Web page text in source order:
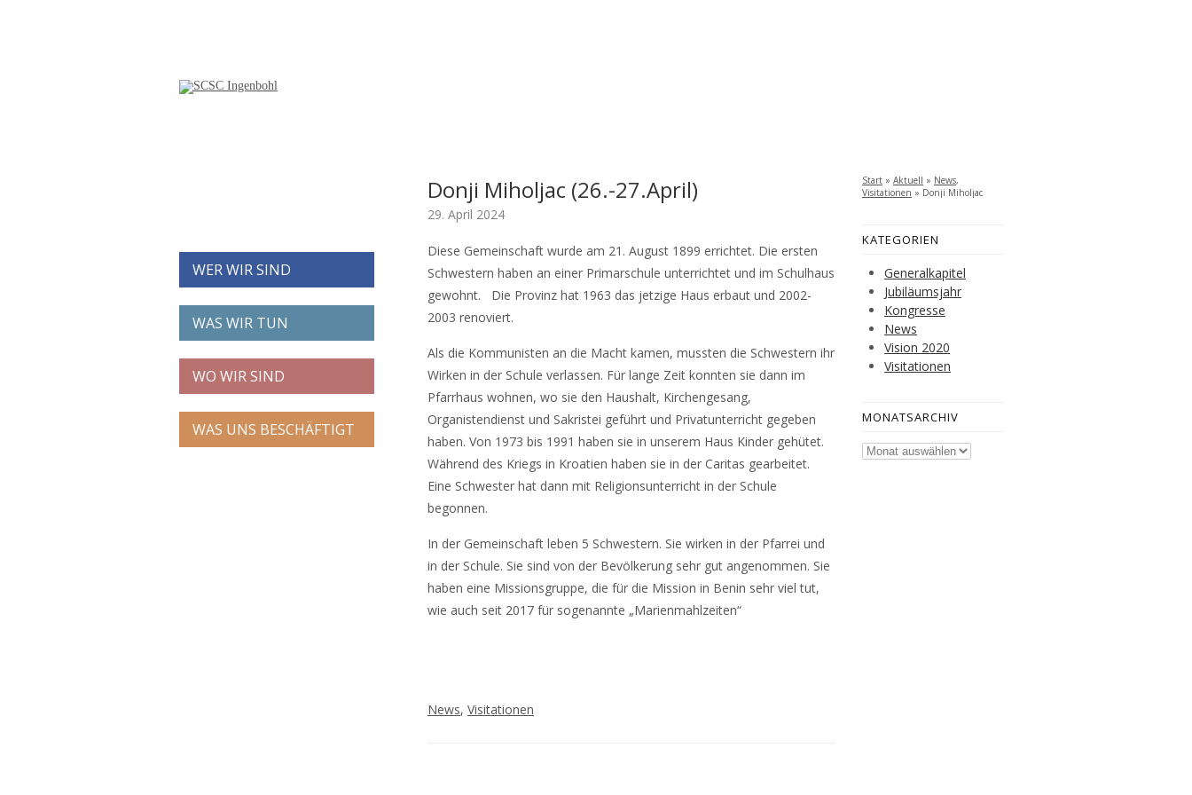
WER WIR SIND
WAS WIR TUN
WO WIR SIND
WAS UNS BESCHÄFTIGT
Donji Miholjac (26.-27.April)
29. April 2024
Diese Gemeinschaft wurde am 21. August 1899 errichtet. Die ersten
Schwestern haben an einer Primarschule unterrichtet und im Schulhaus
gewohnt. Die Provinz hat 1963 das jetzige Haus erbaut und 2002-
2003 renoviert.
Als die Kommunisten an die Macht kamen, mussten die Schwestern ihr
Wirken in der Schule verlassen. Für lange Zeit konnten sie dann im
Pfarrhaus wohnen, wo sie den Haushalt, Kirchengesang,
Organistendienst und Sakristei geführt und Privatunterricht gegeben
haben. Von 1973 bis 1991 haben sie in unserem Haus Kinder gehütet.
Während des Kriegs in Kroatien haben sie in der Caritas gearbeitet.
Eine Schwester hat dann mit Religionsunterricht in der Schule
begonnen.
In der Gemeinschaft leben 5 Schwestern. Sie wirken in der Pfarrei und
in der Schule. Sie sind von der Bevölkerung sehr gut angenommen. Sie
haben eine Missionsgruppe, die für die Mission in Benin sehr viel tut,
wie auch seit 2017 für sogenannte „Marienmahlzeiten“
News, Visitationen
Start » Aktuell » News,
Visitationen » Donji Miholjac
KATEGORIEN
Generalkapitel
Jubiläumsjahr
Kongresse
News
Vision 2020
Visitationen
MONATSARCHIV
Monatsarchiv